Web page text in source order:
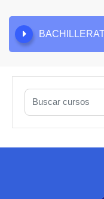
Buscar cursos